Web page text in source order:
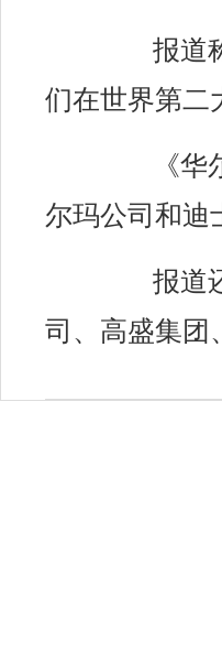
报道
们在世界第二
《
尔玛公司和迪
报道
司、高盛集团